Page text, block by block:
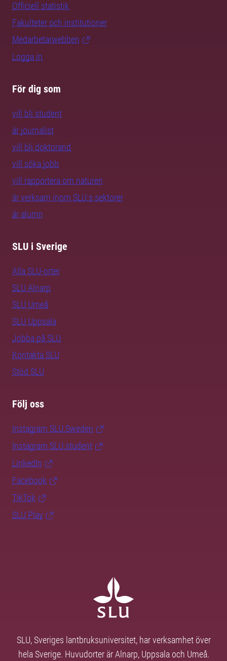
Officiell statistik
Fakulteter och institutioner
Medarbetarwebben
Logga in
För dig som
vill bli student
är journalist
vill bli doktorand
vill söka jobb
vill rapportera om naturen
är verksam inom SLU:s sektorer
är alumn
SLU i Sverige
Alla SLU-orter
SLU Alnarp
SLU Umeå
SLU Uppsala
Jobba på SLU
Kontakta SLU
Stöd SLU
Följ oss
Instagram SLU.Sweden
Instagram SLU.student
LinkedIn
Facebook
TikTok
SLU Play
SLU, Sveriges lantbruksuniversitet, har verksamhet över
hela Sverige. Huvudorter är Alnarp, Uppsala och Umeå.